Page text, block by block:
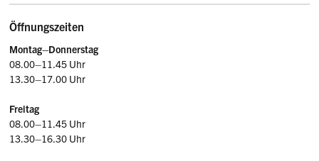
Öffnungszeiten
Montag–Donnerstag
08.00–11.45 Uhr
13.30–17.00 Uhr
Freitag
08.00–11.45 Uhr
13.30–16.30 Uhr